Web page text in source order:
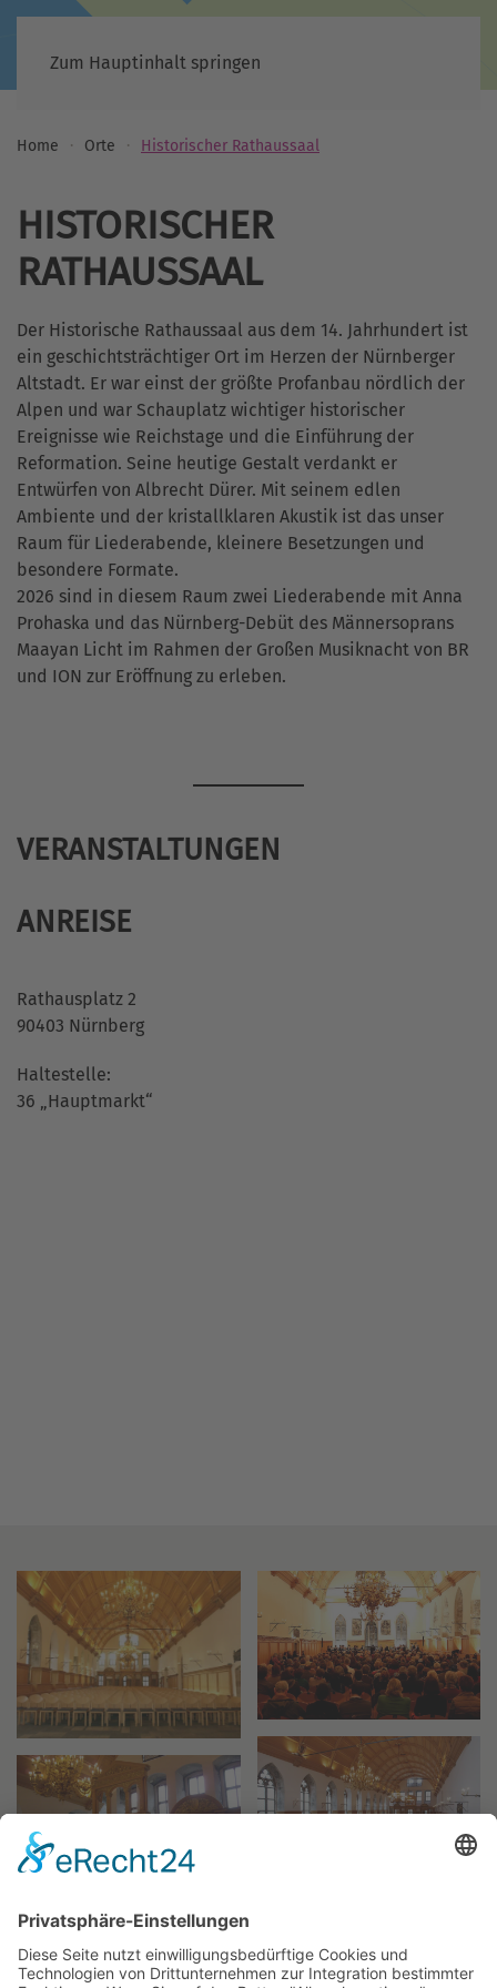
Zum Hauptinhalt springen
Home Orte Historischer Rathaussaal
HISTORISCHER
RATHAUSSAAL
Der Historische Rathaussaal aus dem 14. Jahrhundert ist
ein geschichtsträchtiger Ort im Herzen der Nürnberger
Altstadt. Er war einst der größte Profanbau nördlich der
Alpen und war Schauplatz wichtiger historischer
Ereignisse wie Reichstage und die Einführung der
Reformation. Seine heutige Gestalt verdankt er
Entwürfen von Albrecht Dürer. Mit seinem edlen
Ambiente und der kristallklaren Akustik ist das unser
Raum für Liederabende, kleinere Besetzungen und
besondere Formate.
2026 sind in diesem Raum zwei Liederabende mit Anna
Prohaska und das Nürnberg-Debüt des Männersoprans
Maayan Licht im Rahmen der Großen Musiknacht von BR
und ION zur Eröffnung zu erleben.
VERANSTALTUNGEN
ANREISE
Rathausplatz 2
90403 Nürnberg
Haltestelle:
36 „Hauptmarkt“
vergrößern vergrößern
vergrößern